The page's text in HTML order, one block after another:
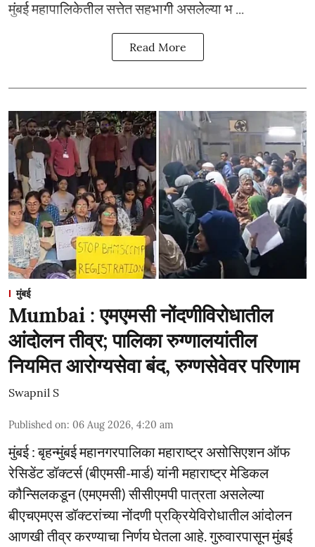
मुंबई महापालिकेतील सत्तेत सहभागी असलेल्या भ ...
Read More
मुंबई
Mumbai : एमएमसी नोंदणीविरोधातील
आंदोलन तीव्र; पालिका रुग्णालयांतील
नियमित आरोग्यसेवा बंद, रुग्णसेवेवर परिणाम
Swapnil S
Published on: 06 Aug 2026, 4:20 am
मुंबई : बृहन्मुंबई महानगरपालिका महाराष्ट्र असोसिएशन ऑफ
रेसिडेंट डॉक्टर्स (बीएमसी-मार्ड) यांनी महाराष्ट्र मेडिकल
कौन्सिलकडून (एमएमसी) सीसीएमपी पात्रता असलेल्या
बीएचएमएस डॉक्टरांच्या नोंदणी प्रक्रियेविरोधातील आंदोलन
आणखी तीव्र करण्याचा निर्णय घेतला आहे. गुरुवारपासून मुंबई